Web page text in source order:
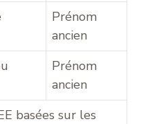
Prénom
ancien
Prénom
ancien
basées sur les